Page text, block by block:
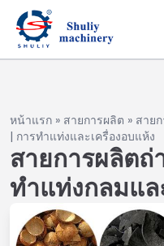
หน้าแรก » สายการผลิต » สาย
| การทำแท่งและเครื่องอบแห้ง
สายการผลิตถ่
ทำแท่งกลมแล